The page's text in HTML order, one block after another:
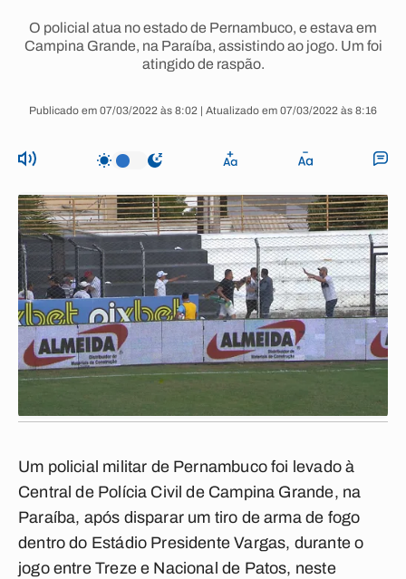
O policial atua no estado de Pernambuco, e estava em
Campina Grande, na Paraíba, assistindo ao jogo. Um foi
atingido de raspão.
Publicado em 07/03/2022 às 8:02 | Atualizado em 07/03/2022 às 8:16
Um policial militar de Pernambuco foi levado à
Central de Polícia Civil de Campina Grande, na
Paraíba, após disparar um tiro de arma de fogo
dentro do Estádio Presidente Vargas, durante o
jogo entre Treze e Nacional de Patos, neste